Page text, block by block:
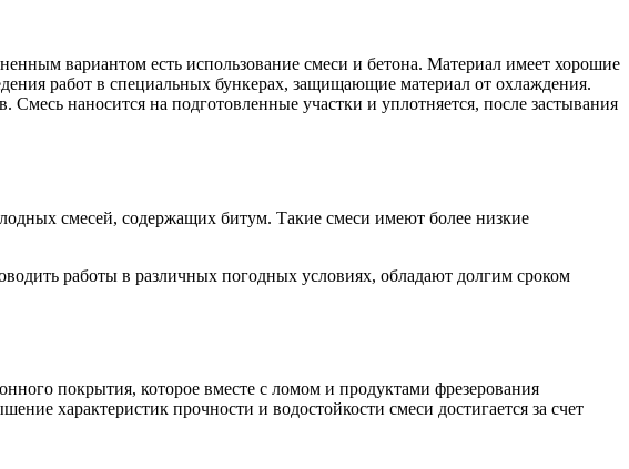
вариантом есть использование смеси и бетона. Материал имеет хорошие
работ в специальных бункерах, защищающие материал от охлаждения.
наносится на подготовленные участки и уплотняется, после застывания
смесей, содержащих битум. Такие смеси имеют более низкие
работы в различных погодных условиях, обладают долгим сроком
покрытия, которое вместе с ломом и продуктами фрезерования
характеристик прочности и водостойкости смеси достигается за счет